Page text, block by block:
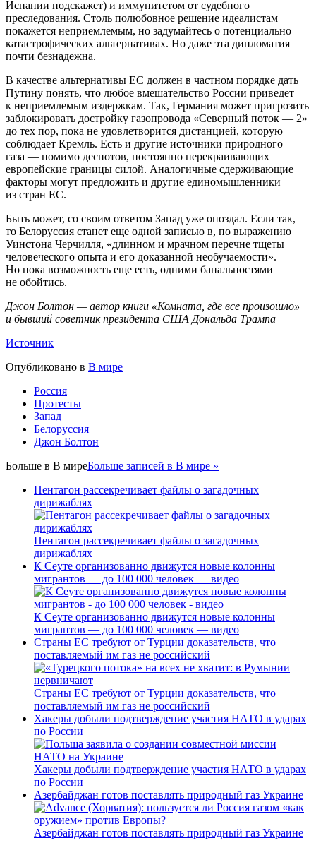
Испании подскажет) и иммунитетом от судебного
преследования. Столь полюбовное решение идеалистам
покажется неприемлемым, но задумайтесь о потенциально
катастрофических альтернативах. Но даже эта дипломатия
почти безнадежна.
В качестве альтернативы ЕС должен в частном порядке дать
Путину понять, что любое вмешательство России приведет
к неприемлемым издержкам. Так, Германия может пригрозить
заблокировать достройку газопровода «Северный поток — 2»
до тех пор, пока не удовлетворится дистанцией, которую
соблюдает Кремль. Есть и другие источники природного
газа — помимо деспотов, постоянно перекраивающих
европейские границы силой. Аналогичные сдерживающие
факторы могут предложить и другие единомышленники
из стран ЕС.
Быть может, со своим ответом Запад уже опоздал. Если так,
то Белоруссия станет еще одной записью в, по выражению
Уинстона Черчилля, «длинном и мрачном перечне тщеты
человеческого опыта и его доказанной необучаемости».
Но пока возможность еще есть, одними банальностями
не обойтись.
Джон Болтон — автор книги «Комната, где все произошло»
и бывший советник президента США Дональда Трампа
Источник
Опубликовано в В мире
Россия
Протесты
Запад
Белоруссия
Джон Болтон
Больше в В миреБольше записей в В мире »
Пентагон рассекречивает файлы о загадочных
дирижаблях
Пентагон рассекречивает файлы о загадочных
дирижаблях
К Сеуте организованно движутся новые колонны
мигрантов — до 100 000 человек — видео
К Сеуте организованно движутся новые колонны
мигрантов — до 100 000 человек — видео
Страны ЕС требуют от Турции доказательств, что
поставляемый им газ не российский
Страны ЕС требуют от Турции доказательств, что
поставляемый им газ не российский
Хакеры добыли подтверждение участия НАТО в ударах
по России
Хакеры добыли подтверждение участия НАТО в ударах
по России
Азербайджан готов поставлять природный газ Украине
Азербайджан готов поставлять природный газ Украине